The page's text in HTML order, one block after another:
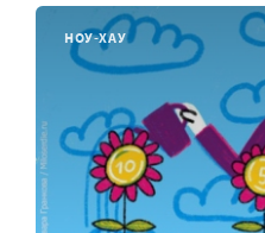
НОУ-ХАУ